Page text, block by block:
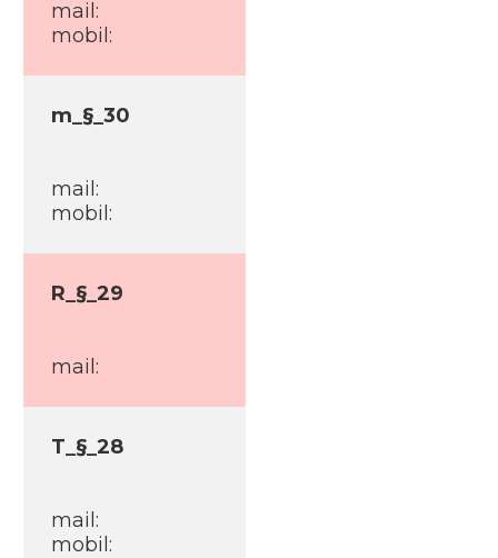
mail:
mobil:
m_§_30
mail:
mobil:
R_§_29
mail:
T_§_28
mail:
mobil: